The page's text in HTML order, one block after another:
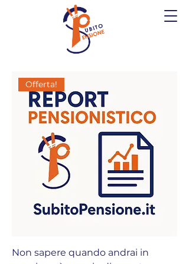
Offerta!
Non sapere quando andrai in